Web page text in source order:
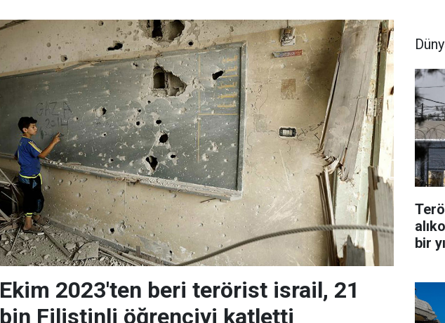
Ekim 2023'ten beri terörist israil, 21
bin Filistinli öğrenciyi katletti
bir